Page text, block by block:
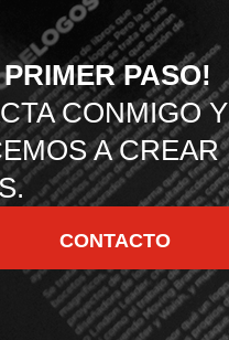
PASO!
CONMIGO Y
A CREAR
CONTACTO